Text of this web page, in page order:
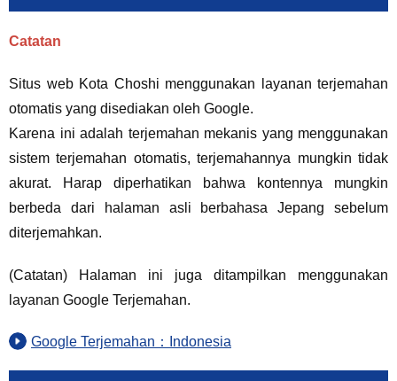
Catatan
Situs web Kota Choshi menggunakan layanan terjemahan
otomatis yang disediakan oleh Google.
Karena ini adalah terjemahan mekanis yang menggunakan
sistem terjemahan otomatis, terjemahannya mungkin tidak
akurat. Harap diperhatikan bahwa kontennya mungkin
berbeda dari halaman asli berbahasa Jepang sebelum
diterjemahkan.
(Catatan) Halaman ini juga ditampilkan menggunakan
layanan Google Terjemahan.
Google Terjemahan：Indonesia